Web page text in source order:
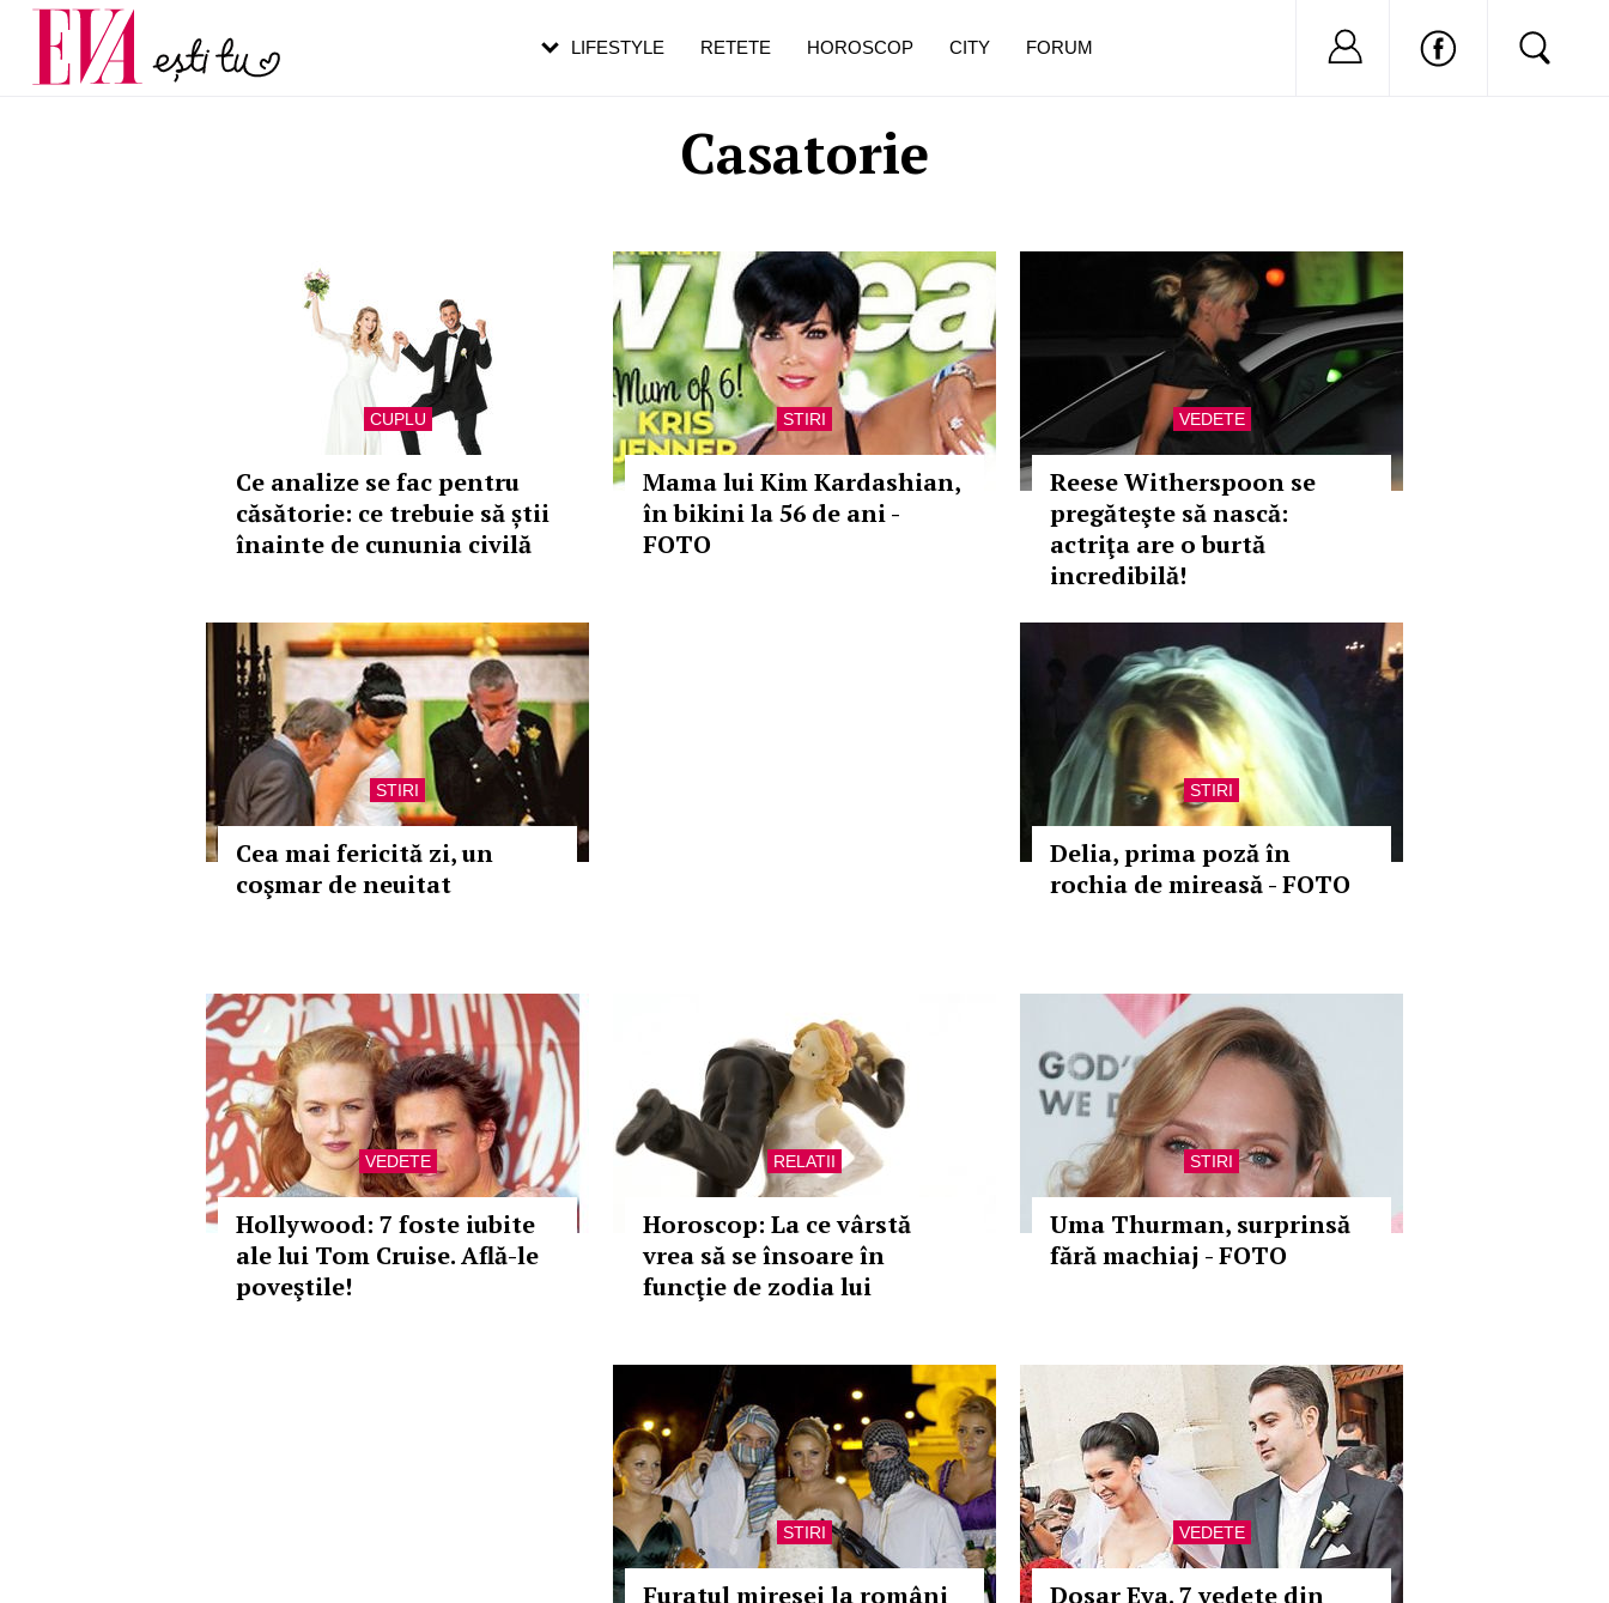
Casatorie
CUPLU
Ce analize se fac pentru
căsătorie: ce trebuie să știi
înainte de cununia civilă
STIRI
Mama lui Kim Kardashian,
în bikini la 56 de ani -
FOTO
VEDETE
Reese Witherspoon se
pregăteşte să nască:
actriţa are o burtă
incredibilă!
STIRI
Cea mai fericită zi, un
coşmar de neuitat
STIRI
Delia, prima poză în
rochia de mireasă - FOTO
VEDETE
Hollywood: 7 foste iubite
ale lui Tom Cruise. Află-le
poveştile!
RELATII
Horoscop: La ce vârstă
vrea să se însoare în
funcţie de zodia lui
STIRI
Uma Thurman, surprinsă
fără machiaj - FOTO
STIRI
Furatul miresei la români
VEDETE
Dosar Eva. 7 vedete din
LIFESTYLE RETETE HOROSCOP CITY FORUM Nu ai cont?
Carieră
Actualitate
pe măsură ce înaintezi în vârstă